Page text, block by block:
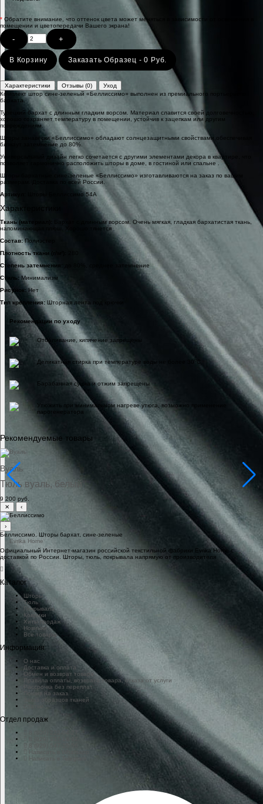
* Обратите внимание, что оттенок цвета может меняться в зависимости от освещения в
помещении и цветопередачи Вашего экрана!
- +
В Корзину Заказать Образец - 0 Руб.
Характеристики Отзывы (0)
Уход
Комплект штор сине-зеленый «Беллиссимо» выполнен из премиального портьерного
бархата.
Турецкий бархат с длинным гладким ворсом. Материал славится своей долговечностью,
хорошо сохраняет температуру в помещении, устойчив к зацепкам или другим
повреждениям.
Шторы занавески «Беллиссимо» обладают солнцезащитными свойствами,обеспечивая
блэкаут затемнение до 80%.
Универсальный дизайн легко сочетается с другими элементами декора в квартире, что
позволяет гармонично расположить шторы в доме, в гостиной или спальне .
Шторы бархатные сине-зеленые «Беллиссимо» изготавливаются на заказ по вашим
размерам. Доставка по всей России.
Артикул:
Шторы Беллиссимо 54А
Характеристики
Ткань (материал):
Бархат с длинным ворсом. Очень мягкая, гладкая бархатистая ткань,
напоминающая плюш. Хорошо тянется
Состав:Полиэстер
Плотность ткани (г/м²):
Степень затемнения:
до 80%, среднее затемнение
Стиль: Минимализм
Рисунок: Нет
Тип крепления: Шторная лента под крючки
Рекомендации по уходу
Отбеливание, кипячение запрещены
Деликатная стирка при температуре воды не более 30 C
Барабанная сушка и отжим запрещены
Утюжить при минимальном нагреве утюга, возможно применение
парогенератора
Рекомендуемые товары
Вуаль
Тюль вуаль, белый
9 200 руб.
✕
‹
›
Беллиссимо. Шторы бархат, сине-зеленые
Официальный Интернет-магазин российской текстильной фабрики Evrika Home c
доставкой по России. Шторы, тюль, покрывала напрямую от производителя
Каталог
Шторы
Тюль
Покрывала
Коврики
Хиты продаж
Новинки
Все товары
Информация
О нас
Доставка и оплата
Обмен и возврат товара
Правила оплаты, возврата товара, отказа от услуги
Рассрочка без переплат
Пошив на заказ
Заказ образцов тканей
Отдел продаж
Написать в Whatsapp
Написать в Telegram